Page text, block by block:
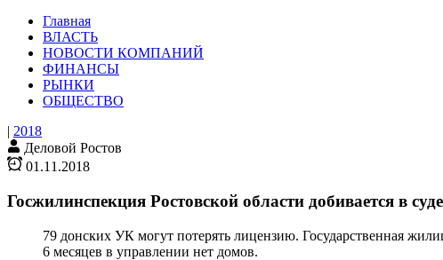
Главная
ВЛАСТЬ
НОВОСТИ КОМПАНИЙ
ФИНАНСЫ
РЫНКИ
ОБЩЕСТВО
| 2018
Деловой Ростов
01.11.2018
Госжилинспекция Ростовской области добивается в
79 донских УК могут потерять лицензию. Государственная
6 месяцев в управлении нет домов.